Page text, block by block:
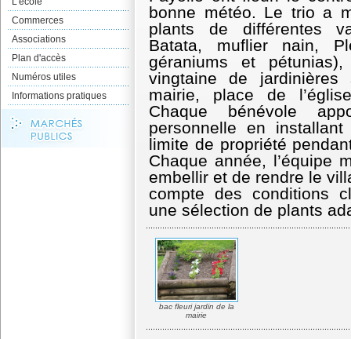
Commerces
Associations
Plan d'accès
Numéros utiles
Informations pratiques
bonne météo. Le trio a
plants de différentes
Batata, muflier nain,
géraniums et
vingtaine de
mairie, place de
Chaque bénévole
personnelle en
limite de propriété
Chaque année, l’équipe
embellir et de rendre le
compte des conditions
une sélection de plants
bac fleuri jardin de la
mairie